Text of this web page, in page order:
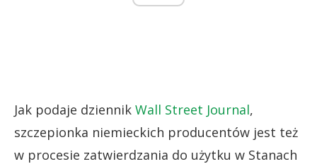
Jak podaje dziennik Wall Street Journal,
szczepionka niemieckich producentów jest też
w procesie zatwierdzania do użytku w Stanach